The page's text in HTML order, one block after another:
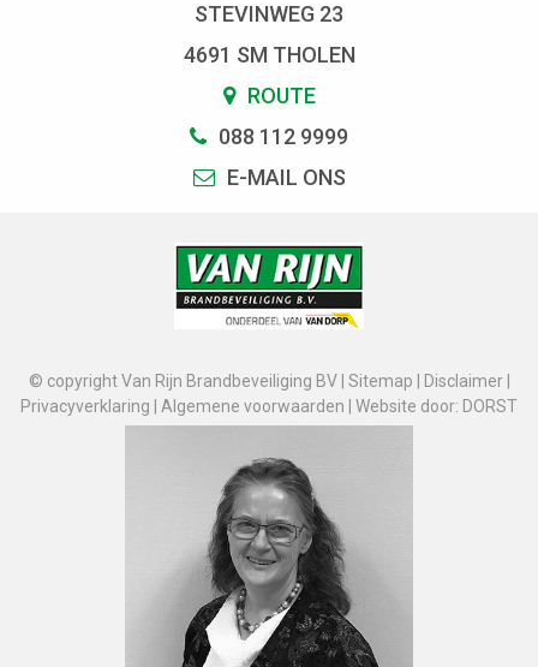
STEVINWEG 23
4691 SM THOLEN
ROUTE
088 112 9999
E-MAIL ONS
© copyright Van Rijn Brandbeveiliging BV | Sitemap Disclaimer|
Privacyverklaring
Algemene voorwaarden Website door: DORST